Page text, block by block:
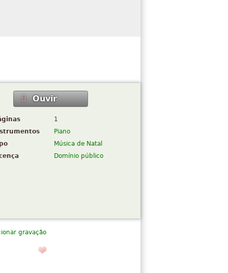
Ouvir
1
Piano
Música de Natal
Domínio público
gravação